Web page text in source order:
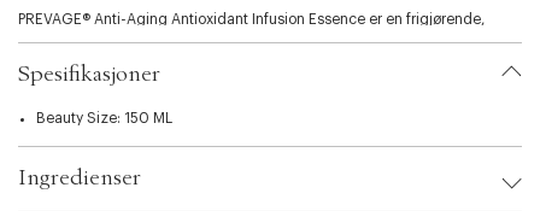
t
i
o
.
l
PREVAGE® Anti-Aging Antioxidant Infusion Essence er en frigjørende,
biofermentert vannbasert essens som skjemmer bort huden med viktige
antioksidanter samtidig som den tilfører fuktighet og beskytter huden.
Avansert Hydrachannel Technology hydrerer og essensielle antioksidanter
både øyeblikkelig og kontinuerlig. Det mineralrike biofermenterte vannet
revitaliserer huden synlig, og gjør den myk, komfortabel og bedre i stand til
å motstå den påfølgende hudpleierutinen.
Spesifikasjoner
Beauty Size: 150 ML
Ingredienser